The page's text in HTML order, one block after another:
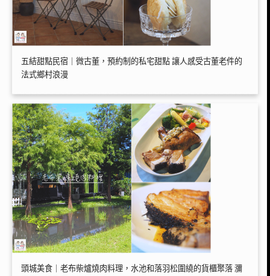
五結甜點民宿｜微古董，預約制的私宅甜點 讓人感受古董老件的
法式鄉村浪漫
頭城美食｜老布柴爐燒肉料理，水池和落羽松圍繞的貨櫃聚落 瀰